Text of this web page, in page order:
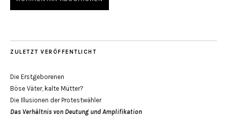
ZULETZT VERÖFFENTLICHT
Die Erstgeborenen
Böse Väter, kalte Mütter?
Die Illusionen der Protestwähler
Das Verhältnis von Deutung und Amplifikation